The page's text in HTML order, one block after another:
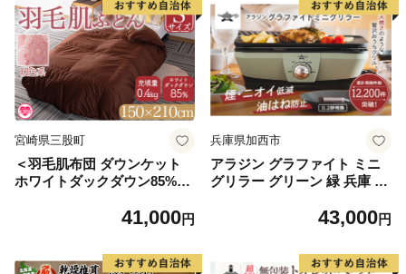
内 日用品
宮崎県三股町
＜羽毛肌布団 ダウンケット
ホワイトダックダウン85%フ
系)＞日本製 シングルサイズ
41,000円
兵庫県加西市
アラジン グラファイト ミニ
グリラー グリーン 緑 兵庫 加
ホットプレート おうち焼肉 B
ンパクト おしゃれ CAG-MG
43,000円